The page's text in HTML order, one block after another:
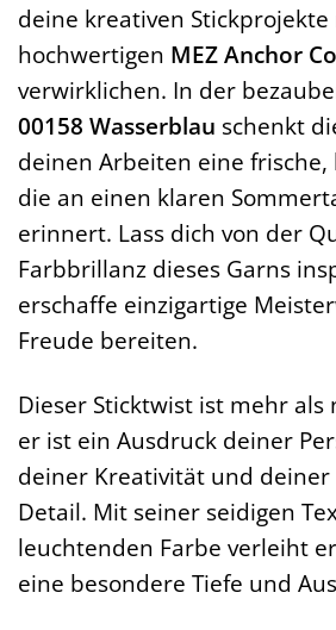
deine kreativen
hochwertigen MEZ Anchor
verwirklichen. In der
00158 Wasserblau schenkt
deinen Arbeiten eine frische,
die an einen klaren
erinnert. Lass dich von der
Farbbrillanz dieses Garns
erschaffe einzigartige
Freude bereiten.
Dieser Sticktwist ist mehr als
er ist ein Ausdruck deiner
deiner Kreativität und deiner
Detail. Mit seiner seidigen
leuchtenden Farbe verleiht
eine besondere Tiefe und